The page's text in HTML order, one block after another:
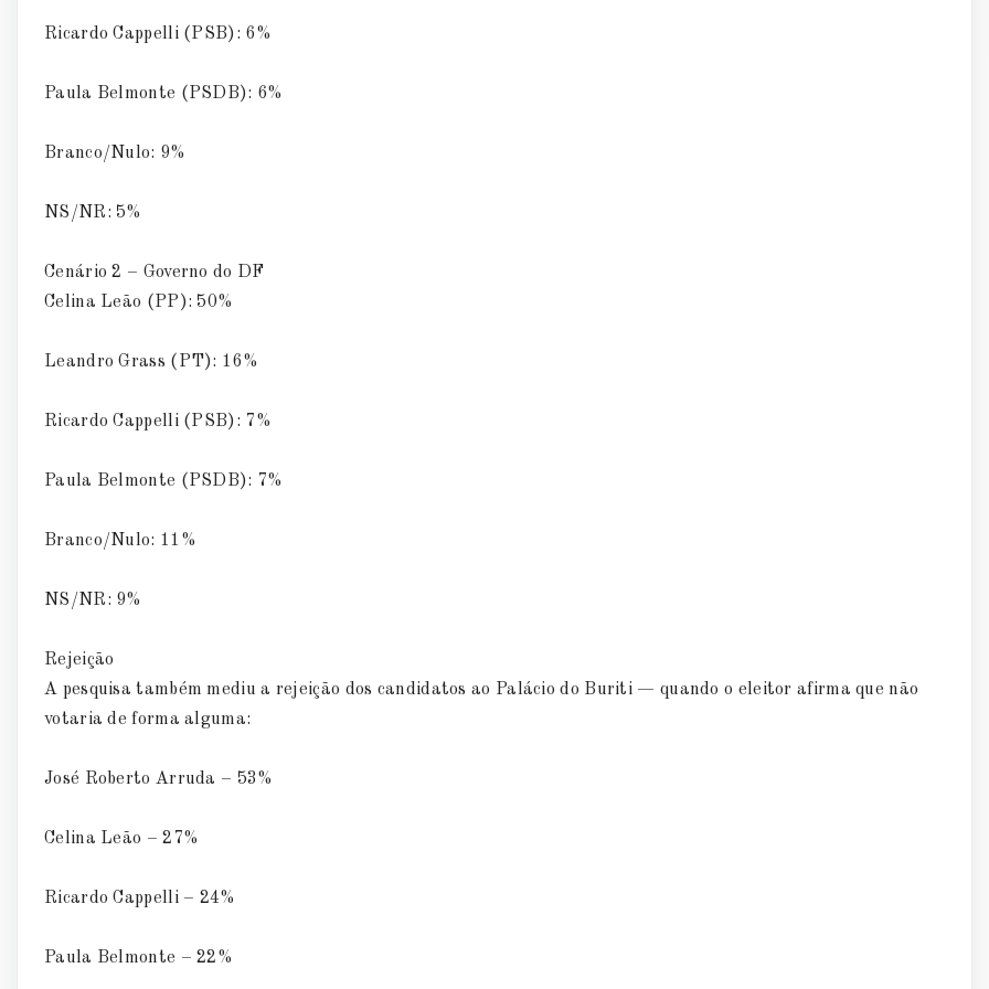
Ricardo Cappelli (PSB): 6%
Paula Belmonte (PSDB): 6%
Branco/Nulo: 9%
NS/NR: 5%
Cenário 2 – Governo do DF
Celina Leão (PP): 50%
Leandro Grass (PT): 16%
Ricardo Cappelli (PSB): 7%
Paula Belmonte (PSDB): 7%
Branco/Nulo: 11%
NS/NR: 9%
Rejeição
A pesquisa também mediu a rejeição dos candidatos ao Palácio do Buriti — quando o eleitor afirma que não
votaria de forma alguma:
José Roberto Arruda – 53%
Celina Leão – 27%
Ricardo Cappelli – 24%
Paula Belmonte – 22%